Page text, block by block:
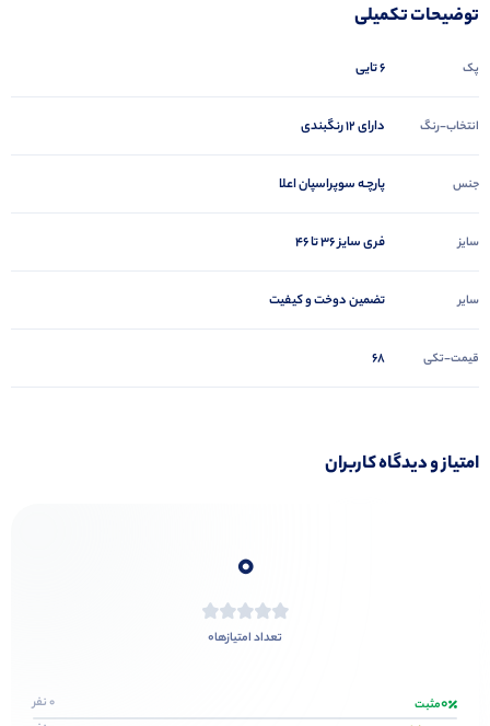
توضیحات تکمیلی
پک 6 تایی
انتخاب-رنگ دارای 12 رنگبندی
جنس پارچـه سوپراسپان اعلا
سایز فری سایز ۳۶ تا ۴۶
سایر تضمین دوخت و کیفیت
قیمت-تکی 68
امتیاز و دیدگاه کاربران
0
تعداد امتیازها0
0مثبت 0 نفر